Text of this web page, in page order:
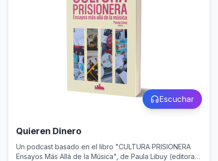
Escuchar
Quieren Dinero
Un podcast basado en el libro "CULTURA PRISIONERA
Ensayos Más Allá de la Música", de Paula Libuy (editora),